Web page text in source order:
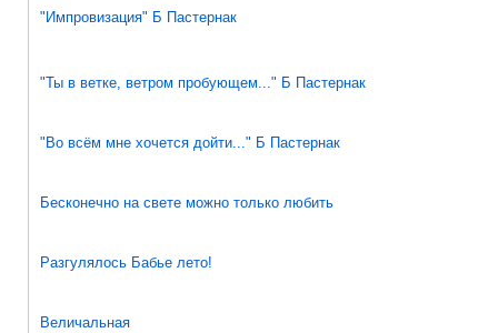
"Импровизация" Б Пастернак
"Ты в ветке, ветром пробующем..." Б Пастернак
"Во всём мне хочется дойти..." Б Пастернак
Бесконечно на свете можно только любить
Разгулялось Бабье лето!
Величальная